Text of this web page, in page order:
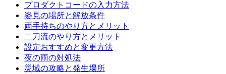
プロダクトコードの入力方法
姿見の場所と解放条件
両手持ちのやり方とメリット
二刀流のやり方とメリット
設定おすすめと変更方法
夜の雨の対処法
災域の攻略と発生場所